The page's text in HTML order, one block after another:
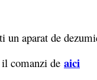
aparat de
il comanzi de aici